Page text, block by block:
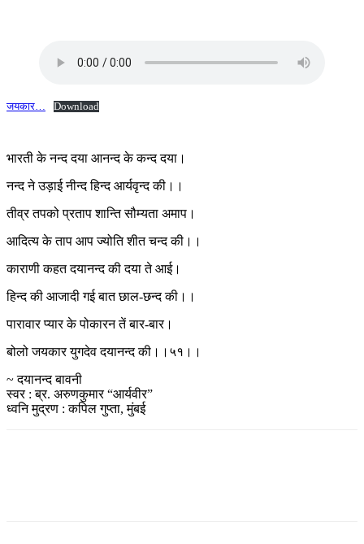
जयकार… Download
भारती के नन्द दया आनन्द के कन्द दया।
नन्द ने उड़ाई नीन्द हिन्द आर्यवृन्द की।।
तीव्र तपको प्रताप शान्ति सौम्यता अमाप।
आदित्य के ताप आप ज्योति शीत चन्द की।।
काराणी कहत दयानन्द की दया ते आई।
हिन्द की आजादी गई बात छाल-छन्द की।।
पारावार प्यार के पोकारन तें बार-बार।
बोलो जयकार युगदेव दयानन्द की।।५१।।
~ दयानन्द बावनी
स्वर : ब्र. अरुणकुमार “आर्यवीर”
ध्वनि मुद्रण : कपिल गुप्ता, मुंबई